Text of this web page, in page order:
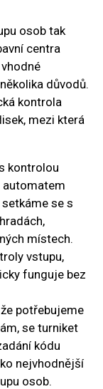
osob tak
centra
důvodů.
kontrola
mezi která
kontrolou
automatem
se s
místech.
vstupu,
funguje bez
potřebujeme
se turniket
kódu
nejvhodnější
osob.